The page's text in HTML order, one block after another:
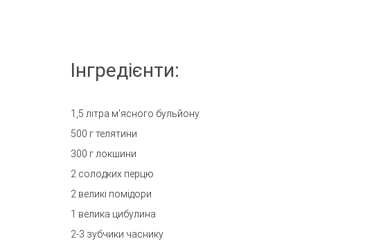
Інгредієнти:
1,5 літра м'ясного бульйону
500 г телятини
300 г локшини
2 солодких перцю
2 великі помідори
1 велика цибулина
2-3 зубчики часнику